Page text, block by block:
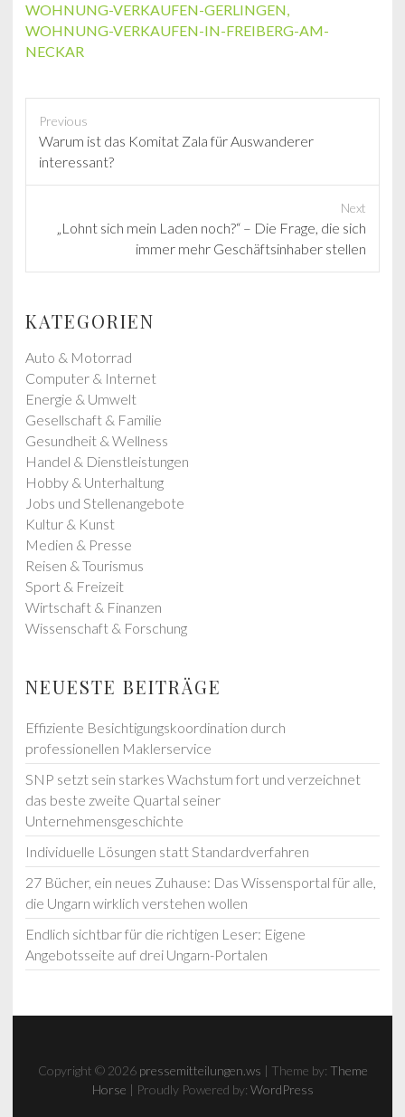
WOHNUNG-VERKAUFEN-GERLINGEN,
WOHNUNG-VERKAUFEN-IN-FREIBERG-AM-
NECKAR
Previous
P
r
e
o
s
Warum ist das Komitat Zala für Auswanderer
interessant?
Next
x
p
o
s
t
:
„Lohnt sich mein Laden noch?“ – Die Frage, die sich
immer mehr Geschäftsinhaber stellen
KATEGORIEN
Auto & Motorrad
Computer & Internet
Energie & Umwelt
Gesellschaft & Familie
Gesundheit & Wellness
Handel & Dienstleistungen
Hobby & Unterhaltung
Jobs und Stellenangebote
Kultur & Kunst
Medien & Presse
Reisen & Tourismus
Sport & Freizeit
Wirtschaft & Finanzen
Wissenschaft & Forschung
NEUESTE BEITRÄGE
Effiziente Besichtigungskoordination durch
professionellen Maklerservice
SNP setzt sein starkes Wachstum fort und verzeichnet
das beste zweite Quartal seiner
Unternehmensgeschichte
Individuelle Lösungen statt Standardverfahren
27 Bücher, ein neues Zuhause: Das Wissensportal für alle,
die Ungarn wirklich verstehen wollen
Endlich sichtbar für die richtigen Leser: Eigene
Angebotsseite auf drei Ungarn-Portalen
Copyright © 2026 pressemitteilungen.ws | Theme by: Theme
Horse | Proudly Powered by: WordPress